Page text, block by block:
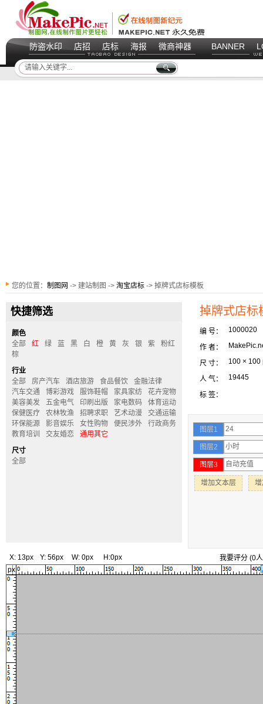
防盗水印 店招 店标 海报 微商神器 BANNER
您的位置： 制图网 -> 建站制图 -> 淘宝店标 -> 掉牌式店标模板
快捷筛选
颜色
全部
红 绿 蓝 黑 白 橙 黄 灰 银 紫
粉红
棕
行业
全部
房产汽车 酒店旅游 食品餐饮
金融法律
汽车交通
博彩游戏 服饰鞋帽 家具家纺
花卉宠物
美容美发
五金电气 印刷出版 家电数码
体育运动
保健医疗
农林牧渔 招聘求职 艺术动漫
交通运输
环保能源
影音娱乐 女性购物 便民涉外
行政商务
教育培训
交友婚恋
通用其它
尺寸
全部
掉牌式店标
编 号： 1000020
作 者：
尺 寸： 100 × 100
人 气： 19445
标 签：
图层1
图层2
图层3
增加文本层
X: 13px Y: 56px W: 0px H:0px 我要评分 (0
px